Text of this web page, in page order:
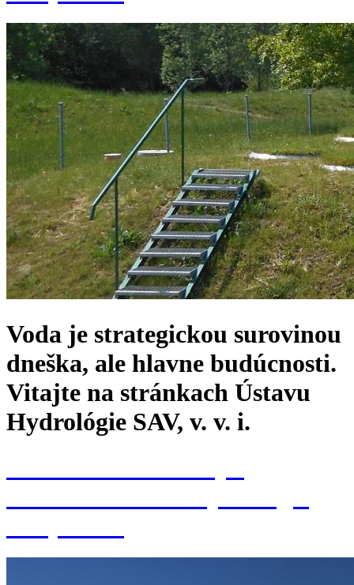
Voda je strategickou surovinou
dneška, ale hlavne budúcnosti.
Vitajte na stránkach Ústavu
Hydrológie SAV, v. v. i.